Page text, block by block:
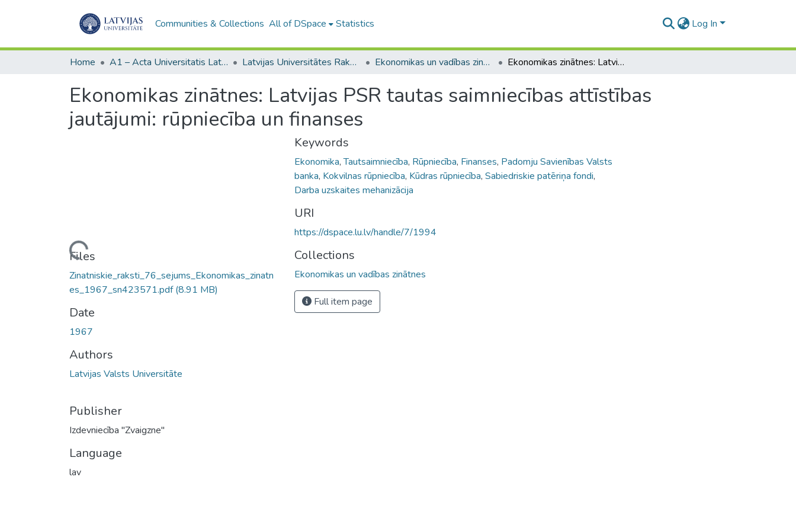
Communities & Collections All of DSpace Statistics Log In
Home A1 – Acta Universitatis Latviensis / Universitātes raksti / Scientific papers Latvijas Universitātes Raksti (1949– ) Ekonomikas un vadības zinātnes Ekonomikas zinātnes: Latvijas PSR tautas saimniecības attīstības jautājumi: rūpniecība un finanses
Ekonomikas zinātnes: Latvijas PSR tautas saimniecības attīstības
jautājumi: rūpniecība un finanses
Loading...
Files
Zinatniskie_raksti_76_sejums_Ekonomikas_zinatn
es_1967_sn423571.pdf(8.91 MB)
Date
1967
Authors
Latvijas Valsts Universitāte
Publisher
Izdevniecība "Zvaigzne"
Language
lav
Keywords
Ekonomika,Tautsaimniecība, Rūpniecība, Finanses, Padomju Savienības Valsts
banka, Kokvilnas rūpniecība, Kūdras rūpniecība, Sabiedriskie patēriņa fondi,
Darba uzskaites mehanizācija
URI
https://dspace.lu.lv/handle/7/1994
Collections
Ekonomikas un vadības zinātnes
Full item page